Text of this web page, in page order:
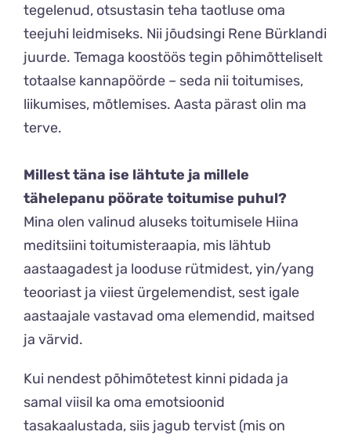
tegelenud, otsustasin teha taotluse oma
teejuhi leidmiseks. Nii jõudsingi Rene Bürklandi
juurde. Temaga koostöös tegin põhimõtteliselt
totaalse kannapöörde – seda nii toitumises,
liikumises, mõtlemises. Aasta pärast olin ma
terve.
Millest täna ise lähtute ja millele
tähelepanu pöörate toitumise puhul?
Mina olen valinud aluseks toitumisele Hiina
meditsiini toitumisteraapia, mis lähtub
aastaagadest ja looduse rütmidest, yin/yang
teooriast ja viiest ürgelemendist, sest igale
aastaajale vastavad oma elemendid, maitsed
ja värvid.
Kui nendest põhimõtetest kinni pidada ja
samal viisil ka oma emotsioonid
tasakaalustada, siis jagub tervist (mis on